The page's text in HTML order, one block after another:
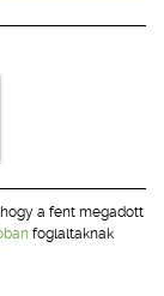
a fent megadott
foglaltaknak